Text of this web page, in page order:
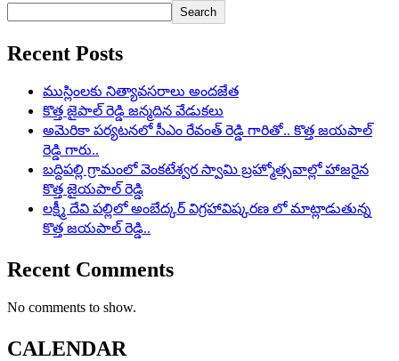
Search
Recent Posts
ముస్లింలకు నిత్యావసరాలు అందజేత
కొత్త జైపాల్ రెడ్డి జన్మదిన వేడుకలు
అమెరికా పర్యటనలో సీఎం రేవంత్ రెడ్డి గారితో.. కొత్త జయపాల్
రెడ్డి గారు..
బద్దిపల్లి గ్రామంలో వెంకటేశ్వర స్వామి బ్రహ్మోత్సవాల్లో హాజరైన
కొత్త జైయపాల్ రెడ్డి
లక్ష్మీ దేవి పల్లిలో అంబేద్కర్ విగ్రహావిష్కరణ లో మాట్లాడుతున్న
కొత్త జయపాల్ రెడ్డి..
Recent Comments
No comments to show.
CALENDAR